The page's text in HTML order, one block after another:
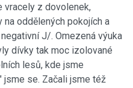
vracely z dovolenek,
oddělených pokojích a
J/. Omezená výuka
dívky tak moc izolované
lesů, kde jsme
jsme se. Začali jsme též